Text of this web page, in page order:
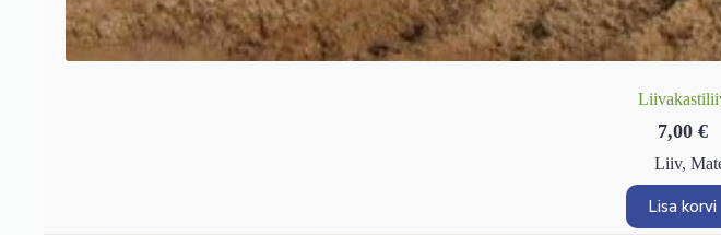
7,00 €
Liiv,
Lisa korvi